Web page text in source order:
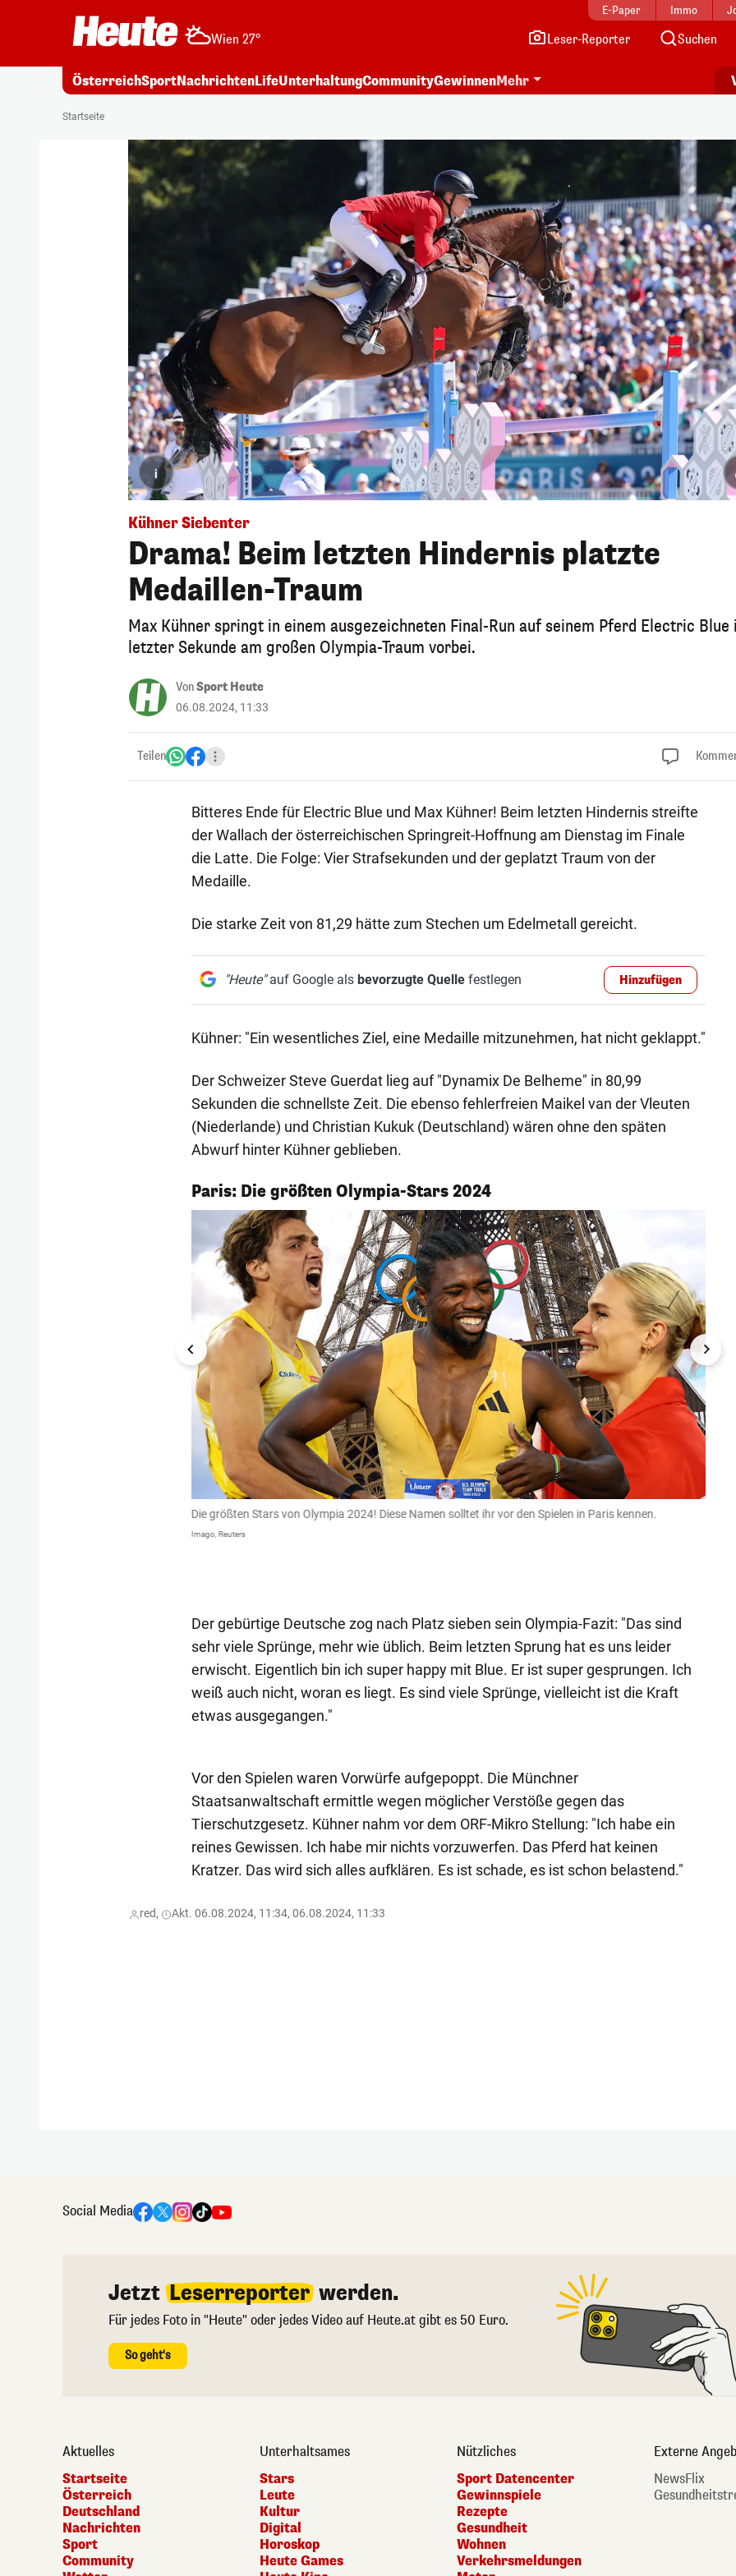
E-Paper Immo
Wien 27° Leser-Reporter Suchen
ÖsterreichSportNachrichtenLifeUnterhaltungCommunityGewinnenMehr
Startseite
i
Kühner Siebenter
Drama! Beim letzten Hindernis platzte
Medaillen-Traum
Max Kühner springt in einem ausgezeichneten Final-Run auf seinem Pferd Electric Blue
letzter Sekunde am großen Olympia-Traum vorbei.
VonSport Heute
06.08.2024, 11:33
Teilen
Bitteres Ende für Electric Blue und Max Kühner! Beim letzten Hindernis streifte
der Wallach der österreichischen Springreit-Hoffnung am Dienstag im Finale
die Latte. Die Folge: Vier Strafsekunden und der geplatzt Traum von der
Medaille.
Die starke Zeit von 81,29 hätte zum Stechen um Edelmetall gereicht.
"Heute"auf Google als bevorzugte Quellefestlegen Hinzufügen
Kühner: "Ein wesentliches Ziel, eine Medaille mitzunehmen, hat nicht geklappt."
Der Schweizer Steve Guerdat lieg auf "Dynamix De Belheme" in 80,99
Sekunden die schnellste Zeit. Die ebenso fehlerfreien Maikel van der Vleuten
(Niederlande) und Christian Kukuk (Deutschland) wären ohne den späten
Abwurf hinter Kühner geblieben.
Paris: Die größten Olympia-Stars 2024
1/15
Die größten Stars von Olympia 2024! Diese Namen solltet ihr vor den Spielen in Paris kennen.
Imago, Reuters
Der gebürtige Deutsche zog nach Platz sieben sein Olympia-Fazit: "Das sind
sehr viele Sprünge, mehr wie üblich. Beim letzten Sprung hat es uns leider
erwischt. Eigentlich bin ich super happy mit Blue. Er ist super gesprungen. Ich
weiß auch nicht, woran es liegt. Es sind viele Sprünge, vielleicht ist die Kraft
etwas ausgegangen."
Vor den Spielen waren Vorwürfe aufgepoppt. Die Münchner
Staatsanwaltschaft ermittle wegen möglicher Verstöße gegen das
Tierschutzgesetz. Kühner nahm vor dem ORF-Mikro Stellung: "Ich habe ein
reines Gewissen. Ich habe mir nichts vorzuwerfen. Das Pferd hat keinen
Kratzer. Das wird sich alles aufklären. Es ist schade, es ist schon belastend."
red, Akt. 06.08.2024, 11:34, 06.08.2024, 11:33
Social Media
Jetzt Leserreporter werden.
Für jedes Foto in "Heute" oder jedes Video auf Heute.at gibt es 50 Euro.
So geht's
Aktuelles
Startseite
Österreich
Deutschland
Nachrichten
Sport
Community
Unterhaltsames
Stars
Leute
Kultur
Digital
Horoskop
Heute Games
Nützliches
Sport Datencenter
Gewinnspiele
Rezepte
Gesundheit
Wohnen
Verkehrsmeldungen
Externe
NewsFlix